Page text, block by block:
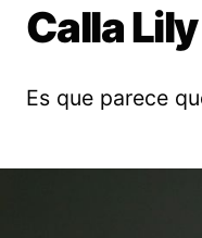
Calla Lily
Es que parece